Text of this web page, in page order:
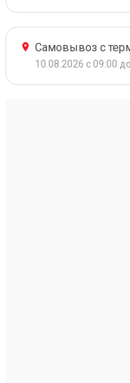
Самовывоз с
10.08.2026 с 09:00